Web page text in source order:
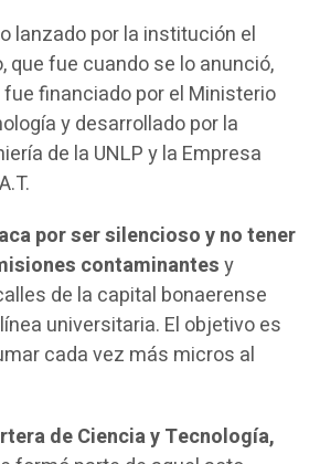
lanzado por la institución el
que fue cuando se lo anunció,
financiado por el Ministerio
y desarrollado por la
de la UNLP y la Empresa
por ser silencioso y no tener
contaminantesy
de la capital bonaerense
universitaria. El objetivo es
cada vez más micros al
de Ciencia y Tecnología,